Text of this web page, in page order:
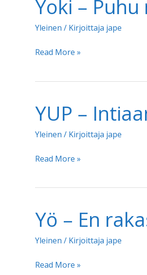
Yoki –
Yleinen / Kirjoittaja jape
Yoki
Puhu
Read More »
YUP –
Yleinen / Kirjoittaja jape
YUP
Intiaanit
Read More »
Yö – En
Yleinen / Kirjoittaja jape
Yö
Read More »